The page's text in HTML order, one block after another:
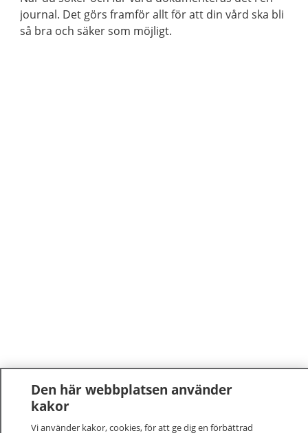
journal. Det görs framför allt för att din vård ska bli
så bra och säker som möjligt.
Den här webbplatsen använder
kakor
Vi använder kakor, cookies, för att ge dig en förbättrad